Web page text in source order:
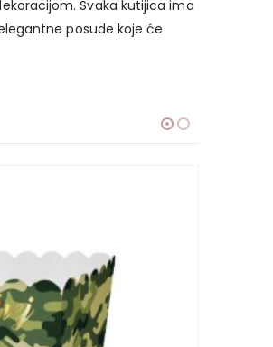
Svaka kutijica ima
posude koje će